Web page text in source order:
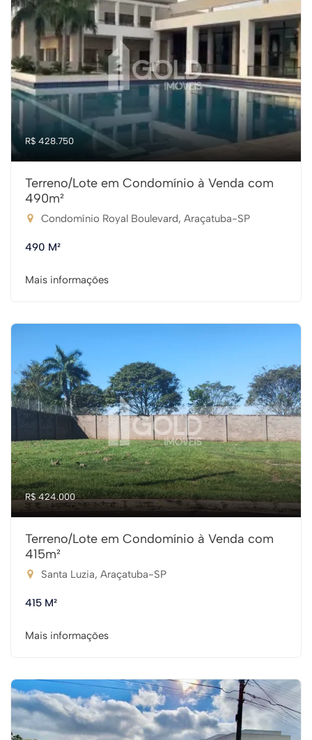
R$ 428.750
Terreno/Lote em Condomínio à Venda com
490m²
Condomínio Royal Boulevard, Araçatuba-SP
490 M²
Mais informações
R$ 424.000
Terreno/Lote em Condomínio à Venda com
415m²
Santa Luzia, Araçatuba-SP
415 M²
Mais informações